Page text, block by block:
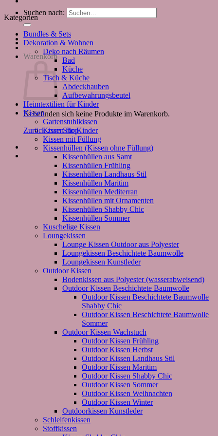
Suchen nach:
Warenkorb
Es befinden sich keine Produkte im Warenkorb.
Zurück zum Shop
Kategorien
Bundles & Sets
Dekoration & Wohnen
Deko nach Räumen
Bad
Küche
Tisch & Küche
Abdeckhauben
Aufbewahrungsbeutel
Heimtextilien für Kinder
Kissen
Gartenstuhlkissen
Kissen für Kinder
Kissen mit Füllung
Kissenhüllen (Kissen ohne Füllung)
Kissenhüllen aus Samt
Kissenhüllen Frühling
Kissenhüllen Landhaus Stil
Kissenhüllen Maritim
Kissenhüllen Mediterran
Kissenhüllen mit Ornamenten
Kissenhüllen Shabby Chic
Kissenhüllen Sommer
Kuschelige Kissen
Loungekissen
Lounge Kissen Outdoor aus Polyester
Loungekissen Beschichtete Baumwolle
Loungekissen Kunstleder
Outdoor Kissen
Bodenkissen aus Polyester (wasserabweisend)
Outdoor Kissen Beschichtete Baumwolle
Outdoor Kissen Beschichtete Baumwolle
Shabby Chic
Outdoor Kissen Beschichtete Baumwolle
Sommer
Outdoor Kissen Wachstuch
Outdoor Kissen Frühling
Outdoor Kissen Herbst
Outdoor Kissen Landhaus Stil
Outdoor Kissen Maritim
Outdoor Kissen Shabby Chic
Outdoor Kissen Sommer
Outdoor Kissen Weihnachten
Outdoor Kissen Winter
Outdoorkissen Kunstleder
Schleifenkissen
Stoffkissen